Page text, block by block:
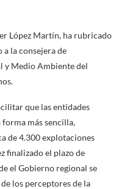
López Martín, ha rubricado
la consejera de
y Medio Ambiente del
que las entidades
más sencilla,
de 4.300 explotaciones
finalizado el plazo de
el Gobierno regional se
los perceptores de la